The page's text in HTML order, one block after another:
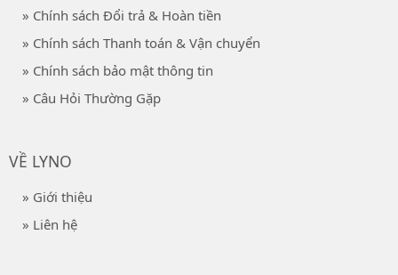
» Chính sách Đổi trả & Hoàn tiền
» Chính sách Thanh toán & Vận chuyển
» Chính sách bảo mật thông tin
» Câu Hỏi Thường Gặp
VỀ LYNO
» Giới thiệu
» Liên hệ